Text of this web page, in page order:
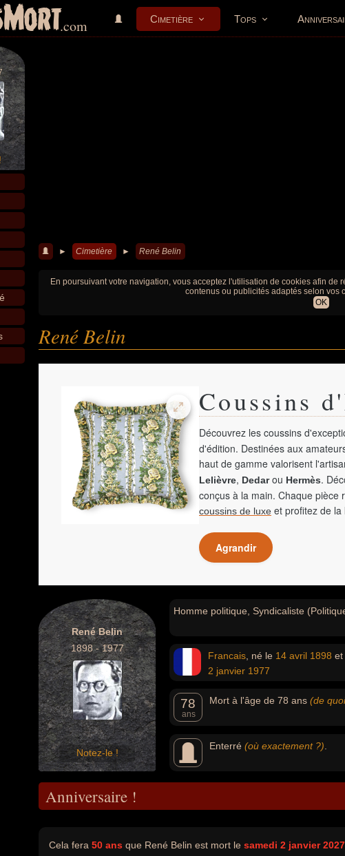
.com Cimetière Tops
► Cimetière ► René Belin
En poursuivant votre navigation, vous acceptez l'utilisation de cookies afin
contenus ou publicités adaptés selon vos
OK
René Belin
Coussins
Découvrez les coussins
d'édition. Destinées aux
haut de gamme valorisent
Lelièvre, Dedarou Hermès.
conçus à la main. Chaque pièce
coussins de luxe et profitez de la
Agrandir
René Belin
1898 - 1977
Notez-le !
Homme politique, Syndicaliste
Francais , né le 14 avril 1898 et
2 janvier 1977
78
ans
Mort à l'âge de 78 ans (de
Enterré (où exactement ?)
Anniversaire !
Cela fera 50 ans que René Belin est mort le samedi 2 janvier 2027